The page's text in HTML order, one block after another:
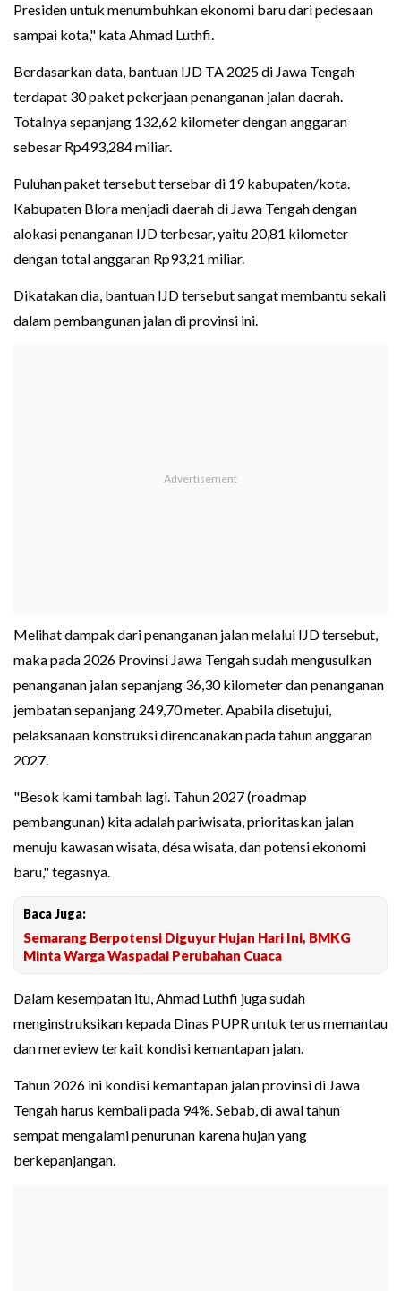
Presiden untuk menumbuhkan ekonomi baru dari pedesaan
sampai kota," kata Ahmad Luthfi.
Berdasarkan data, bantuan IJD TA 2025 di Jawa Tengah
terdapat 30 paket pekerjaan penanganan jalan daerah.
Totalnya sepanjang 132,62 kilometer dengan anggaran
sebesar Rp493,284 miliar.
Puluhan paket tersebut tersebar di 19 kabupaten/kota.
Kabupaten Blora menjadi daerah di Jawa Tengah dengan
alokasi penanganan IJD terbesar, yaitu 20,81 kilometer
dengan total anggaran Rp93,21 miliar.
Dikatakan dia, bantuan IJD tersebut sangat membantu sekali
dalam pembangunan jalan di provinsi ini.
Melihat dampak dari penanganan jalan melalui IJD tersebut,
maka pada 2026 Provinsi Jawa Tengah sudah mengusulkan
penanganan jalan sepanjang 36,30 kilometer dan penanganan
jembatan sepanjang 249,70 meter. Apabila disetujui,
pelaksanaan konstruksi direncanakan pada tahun anggaran
2027.
"Besok kami tambah lagi. Tahun 2027 (roadmap
pembangunan) kita adalah pariwisata, prioritaskan jalan
menuju kawasan wisata, désa wisata, dan potensi ekonomi
baru," tegasnya.
Baca Juga:
Semarang Berpotensi Diguyur Hujan Hari Ini, BMKG
Minta Warga Waspadai Perubahan Cuaca
Dalam kesempatan itu, Ahmad Luthfi juga sudah
menginstruksikan kepada Dinas PUPR untuk terus memantau
dan mereview terkait kondisi kemantapan jalan.
Tahun 2026 ini kondisi kemantapan jalan provinsi di Jawa
Tengah harus kembali pada 94%. Sebab, di awal tahun
sempat mengalami penurunan karena hujan yang
berkepanjangan.